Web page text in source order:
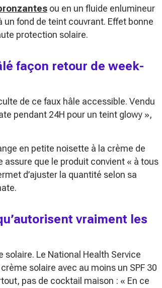
ou en un fluide enlumineur
fond de teint couvrant. Effet bonne
protection solaire.
façon retour de week-
de ce faux hâle accessible. Vendu
pendant 24H pour un teint glowy »,
en petite noisette à la crème de
assure que le produit convient « à tous
d’ajuster la quantité selon sa
vraiment les
solaire. Le National Health Service
solaire avec au moins un SPF 30
pas de cocktail maison : « En ce